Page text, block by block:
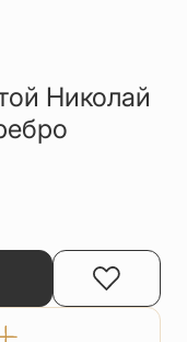
Николай